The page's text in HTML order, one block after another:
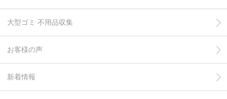
大型ゴミ 不用品収集
お客様の声
新着情報